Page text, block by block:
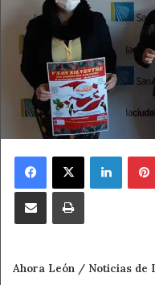
Facebook
X
Compartir por correo electrónicoImprimir
Ahora León / Noticias de